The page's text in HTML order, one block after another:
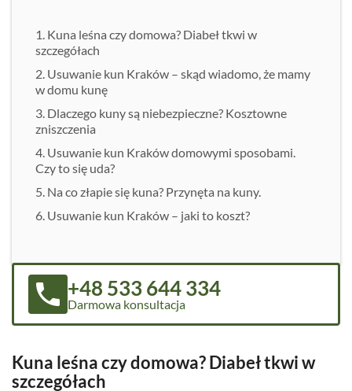
Kuna leśna czy domowa? Diabeł tkwi w
szczegółach
Kuna leśna czy domowa? Diabeł tkwi w
szczegółach
Usuwanie kun Kraków – skąd wiadomo, że mamy
w domu kunę
Dlaczego kuny są niebezpieczne? Kosztowne
zniszczenia
Usuwanie kun Kraków domowymi sposobami.
Czy to się uda?
Na co złapie się kuna? Przynęta na kuny.
Usuwanie kun Kraków – jaki to koszt?
+48 533 644 334
Darmowa konsultacja